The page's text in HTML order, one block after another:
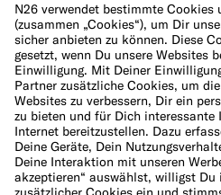
Cookie-Richtlinie